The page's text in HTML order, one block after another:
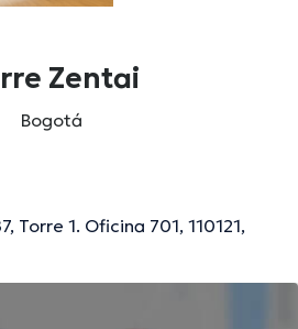
Zentai
Bogotá
Torre 1. Oficina 701, 110121,